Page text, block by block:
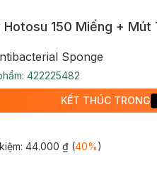
150 Miếng + Mút
Sponge
422225482
KẾT THÚC TRONG
44.000 ₫(40%)